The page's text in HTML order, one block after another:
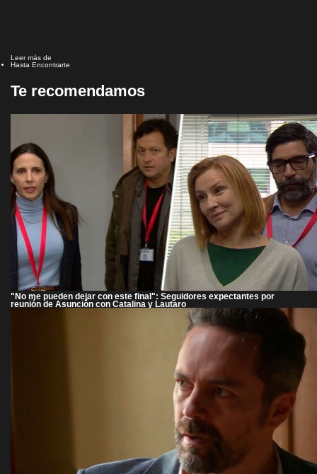
Leer más de
Hasta Encontrarte
Te recomendamos
"No me pueden dejar con este final": Seguidores expectantes por
reunión de Asunción con Catalina y Lautaro